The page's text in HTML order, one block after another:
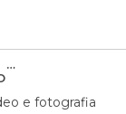
e fotografia